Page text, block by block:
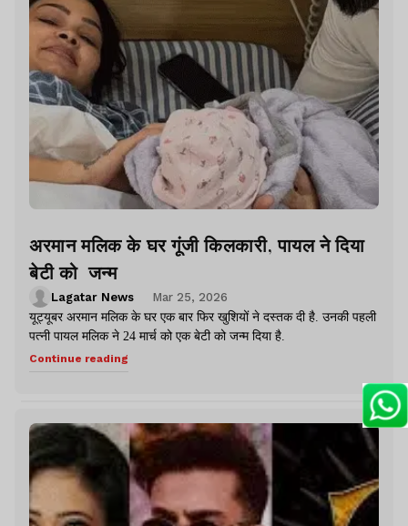
अरमान मलिक के घर गूंजी किलकारी, पायल ने दिया
बेटी को जन्म
Lagatar News
Mar 25, 2026
यूट्यूबर अरमान मलिक के घर एक बार फिर खुशियों ने दस्तक दी है. उनकी पहली
पत्नी पायल मलिक ने 24 मार्च को एक बेटी को जन्म दिया है.
Continue reading